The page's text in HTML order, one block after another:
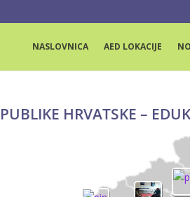
NASLOVNICA AED LOKACIJE
HRVATSKE –